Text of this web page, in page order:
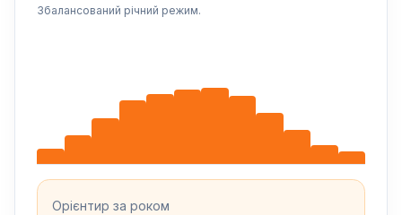
Збалансований річний режим.
Орієнтир за роком